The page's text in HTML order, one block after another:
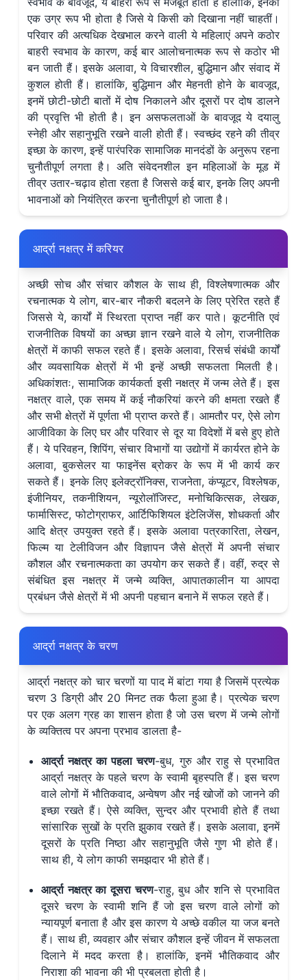
एक उग्र रूप भी होता है जिसे ये किसी को दिखाना नहीं चाहतीं।
परिवार की अत्यधिक देखभाल करने वाली ये महिलाएं अपने कठोर
बाहरी स्वभाव के कारण, कई बार आलोचनात्मक रूप से कठोर भी
बन जाती हैं। इसके अलावा, ये विचारशील, बुद्धिमान और संवाद में
कुशल होती हैं। हालांकि, बुद्धिमान और मेहनती होने के बावजूद,
इनमें छोटी-छोटी बातों में दोष निकालने और दूसरों पर दोष डालने
की प्रवृत्ति भी होती है। इन असफलताओं के बावजूद ये दयालु
स्नेही और सहानुभूति रखने वाली होती हैं। स्वच्छंद रहने की तीव्र
इच्छा के कारण, इन्हें पारंपरिक सामाजिक मानदंडों के अनुरूप रहना
चुनौतीपूर्ण लगता है। अति संवेदनशील इन महिलाओं के मूड में
तीव्र उतार-चढ़ाव होता रहता है जिससे कई बार, इनके लिए अपनी
भावनाओं को नियंत्रित करना चुनौतीपूर्ण हो जाता है।
आर्द्रा नक्षत्र में करियर
अच्छी सोच और संचार कौशल के साथ ही, विश्लेषणात्मक और
रचनात्मक ये लोग, बार-बार नौकरी बदलने के लिए प्रेरित रहते हैं
जिससे ये, कार्यों में स्थिरता प्राप्त नहीं कर पाते। कूटनीति एवं
राजनीतिक विषयों का अच्छा ज्ञान रखने वाले ये लोग, राजनीतिक
क्षेत्रों में काफी सफल रहते हैं। इसके अलावा, रिसर्च संबंधी कार्यों
और व्यवसायिक क्षेत्रों में भी इन्हें अच्छी सफलता मिलती है।
अधिकांशतः, सामाजिक कार्यकर्ता इसी नक्षत्र में जन्म लेते हैं। इस
नक्षत्र वाले, एक समय में कई नौकरियां करने की क्षमता रखते हैं
और सभी क्षेत्रों में पूर्णता भी प्राप्त करते हैं। आमतौर पर, ऐसे लोग
आजीविका के लिए घर और परिवार से दूर या विदेशों में बसे हुए होते
हैं। ये परिवहन, शिपिंग, संचार विभागों या उद्योगों में कार्यरत होने के
अलावा, बुकसेलर या फाइनेंस ब्रोकर के रूप में भी कार्य कर
सकते हैं। इनके लिए इलेक्ट्रॉनिक्स, राजनेता, कंप्यूटर, विश्लेषक,
इंजीनियर, तकनीशियन, न्यूरोलॉजिस्ट, मनोचिकित्सक, लेखक,
फार्मासिस्ट, फोटोग्राफर, आर्टिफिशियल इंटेलिजेंस, शोधकर्ता और
आदि क्षेत्र उपयुक्त रहते हैं। इसके अलावा पत्रकारिता, लेखन,
फिल्म या टेलीविजन और विज्ञापन जैसे क्षेत्रों में अपनी संचार
कौशल और रचनात्मकता का उपयोग कर सकते हैं। वहीं, रुद्र से
संबंधित इस नक्षत्र में जन्मे व्यक्ति, आपातकालीन या आपदा
प्रबंधन जैसे क्षेत्रों में भी अपनी पहचान बनाने में सफल रहते हैं।
आर्द्रा नक्षत्र के चरण
आर्द्रा नक्षत्र को चार चरणों या पाद में बांटा गया है जिसमें प्रत्येक
चरण 3 डिग्री और 20 मिनट तक फैला हुआ है। प्रत्येक चरण
पर एक अलग ग्रह का शासन होता है जो उस चरण में जन्मे लोगों
के व्यक्तित्व पर अपना प्रभाव डालता है-
आर्द्रा नक्षत्र का पहला चरण-बुध, गुरु और राहु से प्रभावित
आर्द्रा नक्षत्र के पहले चरण के स्वामी बृहस्पति हैं। इस चरण
वाले लोगों में भौतिकवाद, अन्वेषण और नई खोजों को जानने की
इच्छा रखते हैं। ऐसे व्यक्ति, सुन्दर और प्रभावी होते हैं तथा
सांसारिक सुखों के प्रति झुकाव रखते हैं। इसके अलावा, इनमें
दूसरों के प्रति निष्ठा और सहानुभूति जैसे गुण भी होते हैं।
साथ ही, ये लोग काफी समझदार भी होते हैं।
आर्द्रा नक्षत्र का दूसरा चरण-राहु, बुध और शनि से प्रभावित
दूसरे चरण के स्वामी शनि हैं जो इस चरण वाले लोगों को
न्यायपूर्ण बनाता है और इस कारण ये अच्छे वकील या जज बनते
हैं। साथ ही, व्यवहार और संचार कौशल इन्हें जीवन में सफलता
दिलाने में मदद करता है। हालांकि, इनमें भौतिकवाद और
निराशा की भावना की भी प्रबलता होती है।